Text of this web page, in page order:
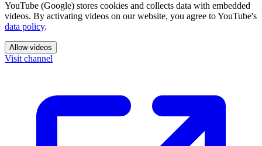
YouTube (Google) stores cookies and collects data with embedded
videos. By activating videos on our website, you agree to YouTube's
data policy.
Allow videos
Visit channel